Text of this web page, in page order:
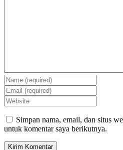
Simpan nama, email, dan situs
untuk komentar saya berikutnya.